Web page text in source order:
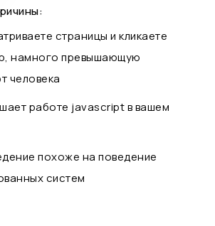
страницы и кликаете
намного превышающую
человека
работе javascript в вашем
похоже на поведение
систем